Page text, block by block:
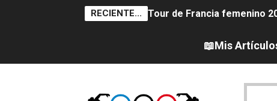
RECIENTE... Tour de Francia femenino
Campeonato de Europa
Campeonato de Europa de
Women's Pro Baseball
📖Mis